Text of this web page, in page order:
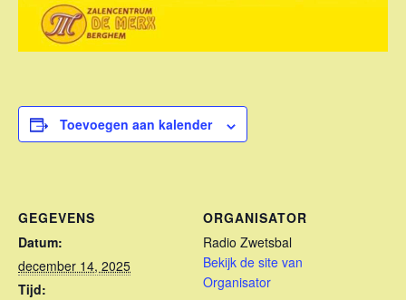
Toevoegen aan kalender
GEGEVENS
Datum:
december 14, 2025
Tijd:
ORGANISATOR
Radio Zwetsbal
Bekijk de site van
Organisator